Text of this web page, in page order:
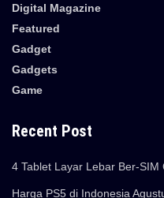
Digital Magazine
Featured
Gadget
Gadgets
Game
Recent Post
4 Tablet Layar Lebar Ber-SIM
Harga PS5 di Indonesia